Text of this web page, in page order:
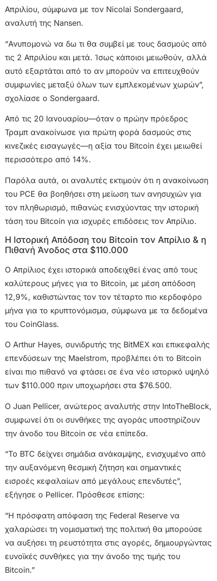
Απριλίου, σύμφωνα με τον Nicolai Sondergaard,
αναλυτή της Nansen.
“Ανυπομονώ να δω τι θα συμβεί με τους δασμούς από
τις 2 Απριλίου και μετά. Ίσως κάποιοι μειωθούν, αλλά
αυτό εξαρτάται από το αν μπορούν να επιτευχθούν
συμφωνίες μεταξύ όλων των εμπλεκομένων χωρών”,
σχολίασε ο Sondergaard.
Από τις 20 Ιανουαρίου—όταν ο πρώην πρόεδρος
Τραμπ ανακοίνωσε για πρώτη φορά δασμούς στις
κινεζικές εισαγωγές—η αξία του Bitcoin έχει μειωθεί
περισσότερο από 14%.
Παρόλα αυτά, οι αναλυτές εκτιμούν ότι η ανακοίνωση
του PCE θα βοηθήσει στη μείωση των ανησυχιών για
τον πληθωρισμό, πιθανώς ενισχύοντας την ιστορική
τάση του Bitcoin για ισχυρές επιδόσεις τον Απρίλιο.
Η Ιστορική Απόδοση του Bitcoin τον Απρίλιο & η
Πιθανή Άνοδος στα $110.000
Ο Απρίλιος έχει ιστορικά αποδειχθεί ένας από τους
καλύτερους μήνες για το Bitcoin, με μέση απόδοση
12,9%, καθιστώντας τον τον τέταρτο πιο κερδοφόρο
μήνα για το κρυπτονόμισμα, σύμφωνα με τα δεδομένα
του CoinGlass.
Ο Arthur Hayes, συνιδρυτής της BitMEX και επικεφαλής
επενδύσεων της Maelstrom, προβλέπει ότι το Bitcoin
είναι πιο πιθανό να φτάσει σε ένα νέο ιστορικό υψηλό
των $110.000 πριν υποχωρήσει στα $76.500.
Ο Juan Pellicer, ανώτερος αναλυτής στην IntoTheBlock,
συμφωνεί ότι οι συνθήκες της αγοράς υποστηρίζουν
την άνοδο του Bitcoin σε νέα επίπεδα.
“Το BTC δείχνει σημάδια ανάκαμψης, ενισχυμένο από
την αυξανόμενη θεσμική ζήτηση και σημαντικές
εισροές κεφαλαίων από μεγάλους επενδυτές”,
εξήγησε ο Pellicer. Πρόσθεσε επίσης:
“Η πρόσφατη απόφαση της Federal Reserve να
χαλαρώσει τη νομισματική της πολιτική θα μπορούσε
να αυξήσει τη ρευστότητα στις αγορές, δημιουργώντας
ευνοϊκές συνθήκες για την άνοδο της τιμής του
Bitcoin.”